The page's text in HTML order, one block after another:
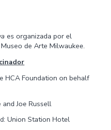
es organizada por el
de Arte Milwaukee.
HCA Foundation on behalf
Joe Russell
Union Station Hotel